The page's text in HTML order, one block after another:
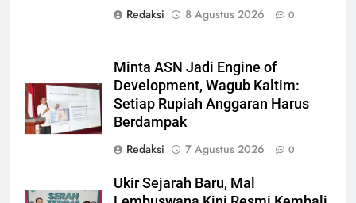
Redaksi
8 Agustus 2026 0
Minta ASN Jadi Engine of
Development, Wagub Kaltim:
Setiap Rupiah Anggaran Harus
Berdampak
Redaksi
7 Agustus 2026 0
Ukir Sejarah Baru, Mal